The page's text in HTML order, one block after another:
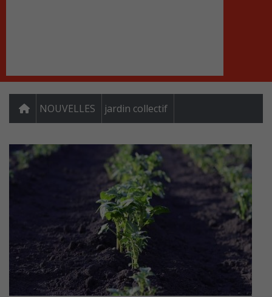
NOUVELLES jardin collectif